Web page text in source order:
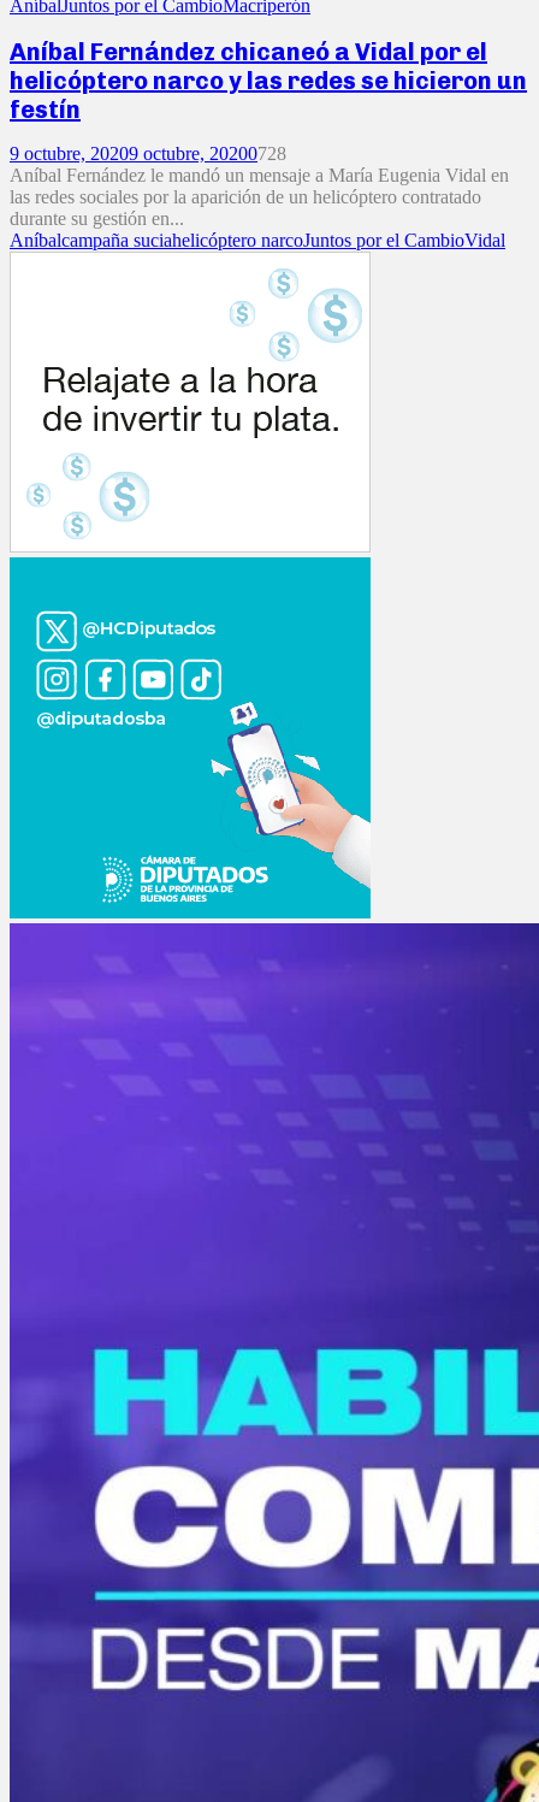
Aníbal Juntos por el CambioMacriperón
Aníbal Fernández chicaneó a Vidal por el
helicóptero narco y las redes se hicieron un
festín
9 octubre, 20209 octubre, 20200728
Aníbal Fernández le mandó un mensaje a María Eugenia Vidal en
las redes sociales por la aparición de un helicóptero contratado
durante su gestión en...
Aníbalcampaña suciahelicóptero narcoJuntos por el CambioVidal